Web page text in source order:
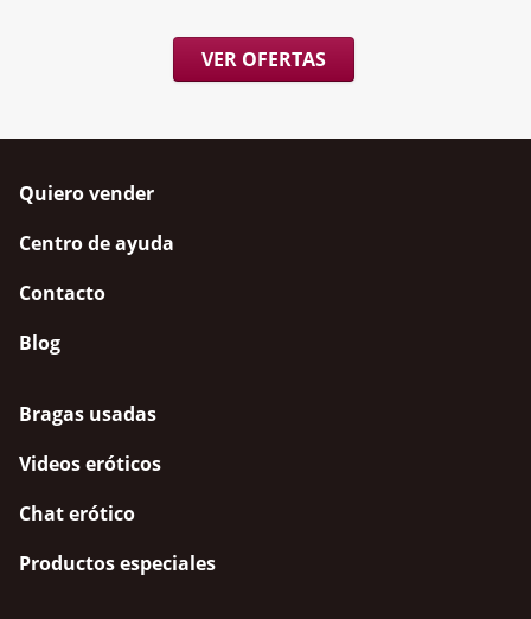
VER OFERTAS
Quiero vender
Centro de ayuda
Contacto
Blog
Bragas usadas
Videos eróticos
Chat erótico
Productos especiales